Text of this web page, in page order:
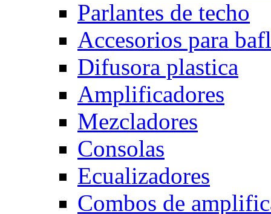
Parlantes de techo
Accesorios para
Difusora plastica
Amplificadores
Mezcladores
Consolas
Ecualizadores
Combos de